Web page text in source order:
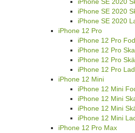
iPhone SE 2020
iPhone SE 2020
iPhone 12 Pro
iPhone 12 Pro
iPhone 12 Pro
iPhone 12 Pro
iPhone 12 Pro
iPhone 12 Mini
iPhone 12 Mini
iPhone 12 Mini
iPhone 12 Mini
iPhone 12 Mini
iPhone 12 Pro Max